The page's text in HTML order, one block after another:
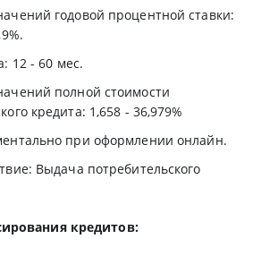
годовой процентной ставки:
12 - 60 мес.
полной стоимости
кредита: 1,658 - 36,979%
при оформлении онлайн.
Выдача потребительского
кредитов: